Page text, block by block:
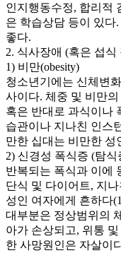
인지행동수정, 합리적
은 학습상담 등이 있다
좋다.
2. 식사장애 (혹은 섭
1) 비만(obesity)
청소년기에는 신체변
사이다. 체중 및 비만
혹은 반대로 과식이나
습관이나 지나친 인스
만한 십대는 비만한 성
2) 신경성 폭식증 (탐식
반복되는 폭식과 이에
단식 및 다이어트, 지
성인 여자에게 흔하다
대부분은 정상범위의
아가 손상되고, 위통
한 사망원인은 자살이